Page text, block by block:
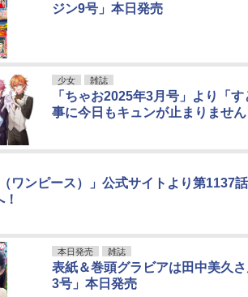
ジン9号」本日発売
少女 雑誌
「ちゃお2025年3月号」より「
事に今日もキュンが止まりませ
ワンピース）」公式サイトより第1137
本日発売 雑誌
表紙＆巻頭グラビアは田中美久
3号」本日発売